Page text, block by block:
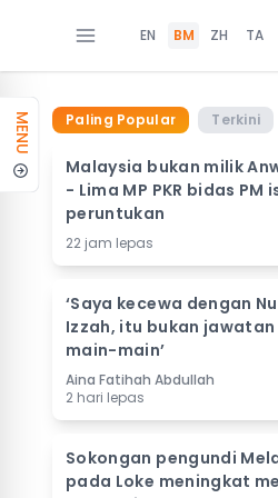
EN BM ZH TA
MENU Paling Popular Terkini
Malaysia bukan milik
- Lima MP PKR bidas PM
peruntukan
22 jam lepas
‘Saya kecewa dengan
Izzah, itu bukan jawatan
main-main’
Aina Fatihah Abdullah
2 hari lepas
Sokongan pengundi
pada Loke meningkat